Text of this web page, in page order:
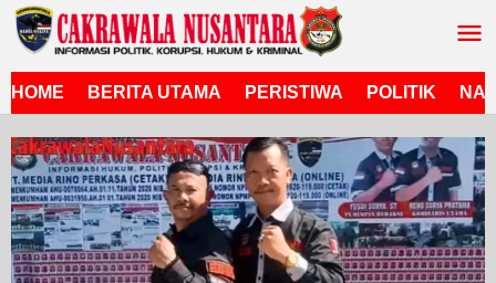
Lewati
ke
HOME
BERITA UTAMA PERISTIWA POLITIK